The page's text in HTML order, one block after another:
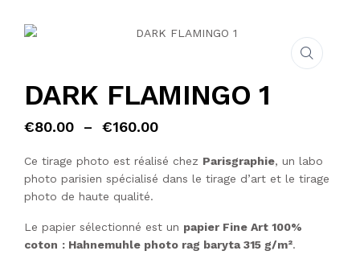
DARK FLAMINGO 1
€80.00 – €160.00Plage de prix : €80.00 à
Ce tirage photo est réalisé chez Parisgraphie, un labo
photo parisien spécialisé dans le tirage d’art et le tirage
photo de haute qualité.
Le papier sélectionné est un papier Fine Art 100%
coton : Hahnemuhle photo rag baryta 315 g/m².